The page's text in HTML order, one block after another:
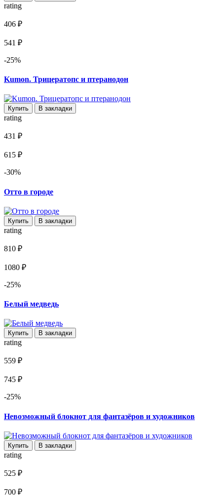
rating
406 ₽
541 ₽
-25%
Kumon. Трицератопс и птеранодон
Купить В закладки
rating
431 ₽
615 ₽
-30%
Отто в городе
Купить В закладки
rating
810 ₽
1080 ₽
-25%
Белый медведь
Купить В закладки
rating
559 ₽
745 ₽
-25%
Невозможный блокнот для фантазёров и художников
Купить В закладки
rating
525 ₽
700 ₽